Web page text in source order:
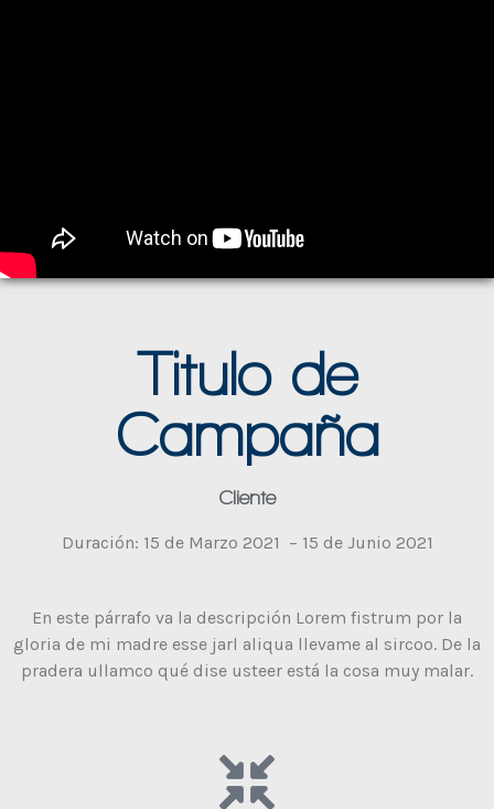
Titulo de
Campaña
Cliente
Duración: 15 de Marzo 2021 – 15 de Junio 2021
En este párrafo va la descripción Lorem fistrum por la
gloria de mi madre esse jarl aliqua llevame al sircoo. De la
pradera ullamco qué dise usteer está la cosa muy malar.